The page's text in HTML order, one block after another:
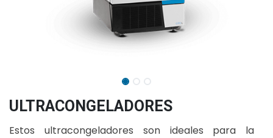
ULTRACONGELADORES
Estos ultracongeladores son ideales para la